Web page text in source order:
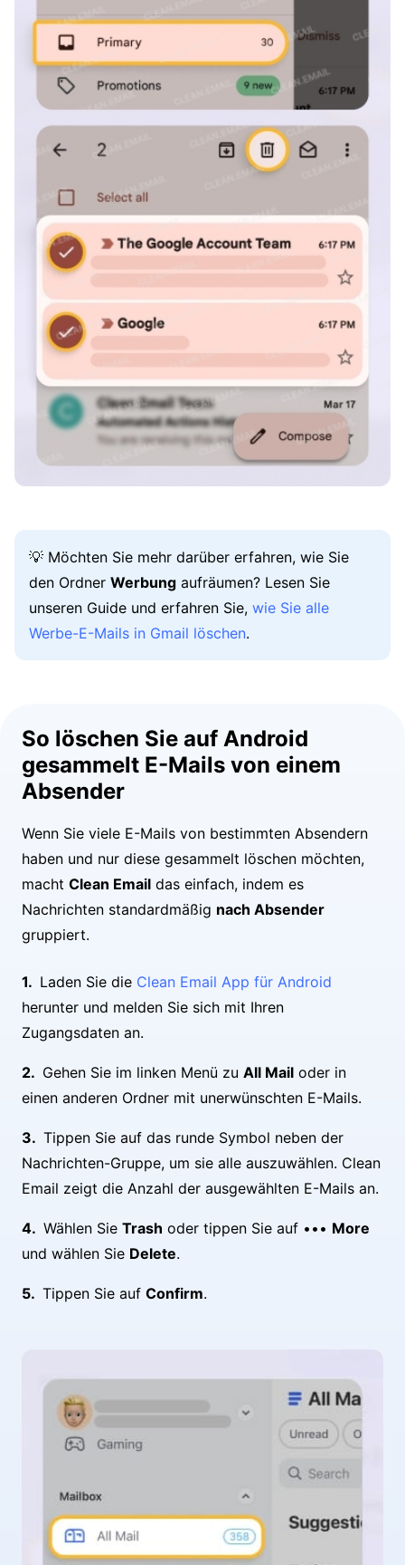
💡 Möchten Sie mehr darüber erfahren, wie Sie
den Ordner Werbung aufräumen? Lesen Sie
unseren Guide und erfahren Sie, wie Sie alle
Werbe-E-Mails in Gmail löschen.
So löschen Sie auf Android
gesammelt E-Mails von einem
Absender
Wenn Sie viele E-Mails von bestimmten Absendern
haben und nur diese gesammelt löschen möchten,
macht Clean Email das einfach, indem es
Nachrichten standardmäßig nach Absender
gruppiert.
Laden Sie die Clean Email App für Android
herunter und melden Sie sich mit Ihren
Zugangsdaten an.
Gehen Sie im linken Menü zu All Mail oder in
einen anderen Ordner mit unerwünschten E-Mails.
Tippen Sie auf das runde Symbol neben der
Nachrichten-Gruppe, um sie alle auszuwählen. Clean
Email zeigt die Anzahl der ausgewählten E-Mails an.
Wählen Sie Trash oder tippen Sie auf ••• More
und wählen Sie Delete.
Tippen Sie auf Confirm.